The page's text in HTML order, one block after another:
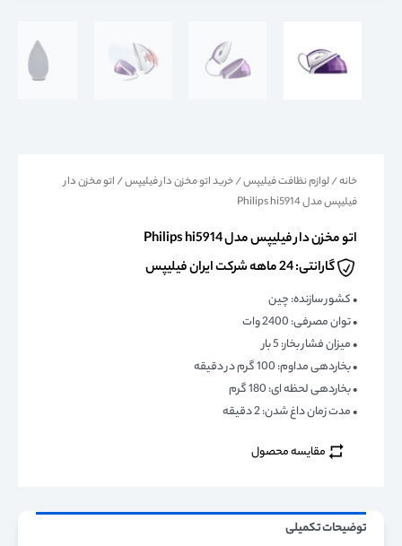
خانه/لوازم نظافت فیلیپس/خرید اتو مخزن دار فیلیپس/ اتو مخزن دار
فیلیپس مدل Philips hi5914
اتو مخزن دار فیلیپس مدل Philips hi5914
گارانتی: 24 ماهه شرکت ایران فیلیپس
• کشور سازنده: چین
• توان مصرفی: 2400 وات
• میزان فشار بخار: 5 بار
• بخاردهی مداوم: 100 گرم در دقیقه
• بخاردهی لحظه ای: 180 گرم
• مدت زمان داغ شدن: 2 دقیقه
مقایسه محصول
توضیحات تکمیلی